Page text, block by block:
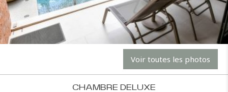
Voir toutes les photos
CHAMBRE DELUXE